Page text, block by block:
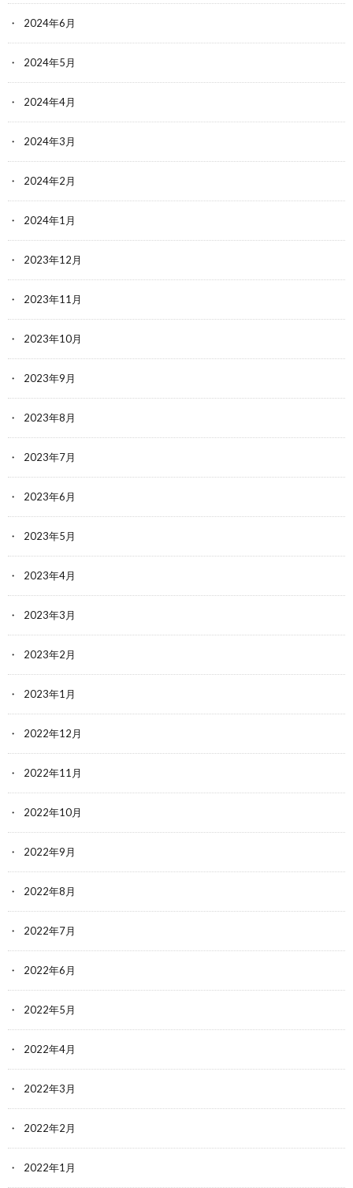
2024年6月
2024年5月
2024年4月
2024年3月
2024年2月
2024年1月
2023年12月
2023年11月
2023年10月
2023年9月
2023年8月
2023年7月
2023年6月
2023年5月
2023年4月
2023年3月
2023年2月
2023年1月
2022年12月
2022年11月
2022年10月
2022年9月
2022年8月
2022年7月
2022年6月
2022年5月
2022年4月
2022年3月
2022年2月
2022年1月